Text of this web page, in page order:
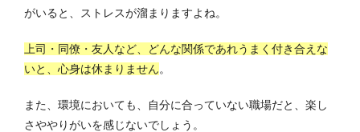
がいると、ストレスが溜まりますよね。
上司・同僚・友人など、どんな関係であれうまく付き合えな
いと、心身は休まりません。
また、環境においても、自分に合っていない職場だと、楽し
さややりがいを感じないでしょう。